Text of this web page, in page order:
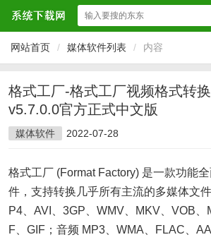
网站首页 / 媒体软件列表 / 内容
格式工厂-格式工厂视频格式转
v5.7.0.0官方正式中文版
媒体软件 2022-07-28
格式工厂 (Format Factory) 是一款功能
件，支持转换几乎所有主流的多媒体文
P4、AVI、3GP、WMV、MKV、VOB、
F、GIF；音频 MP3、WMA、FLAC、